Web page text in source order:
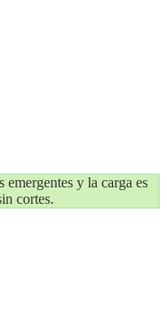
y la carga es
cortes.